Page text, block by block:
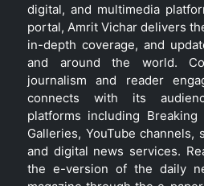
digital, and multimedia
portal, Amrit Vichar delivers
in-depth coverage, and
and around the world.
journalism and reader
connects with its
platforms including
Galleries, YouTube channels,
and digital news services.
the e-version of the daily